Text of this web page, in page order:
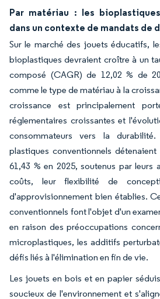
Par matériau : les
dans un contexte de mandats de
Sur le marché des jouets éducatifs,
bioplastiques devraient croître à un
composé (CAGR) de 12,02 % de
comme le type de matériau à la
croissance est principalement
réglementaires croissantes et
consommateurs vers la
plastiques conventionnels
61,43 % en 2025, soutenus par leurs
coûts, leur flexibilité de
d'approvisionnement bien établies.
conventionnels font l'objet d'un
en raison des préoccupations
microplastiques, les additifs
défis liés à l'élimination en fin de vie.
Les jouets en bois et en papier
soucieux de l'environnement et